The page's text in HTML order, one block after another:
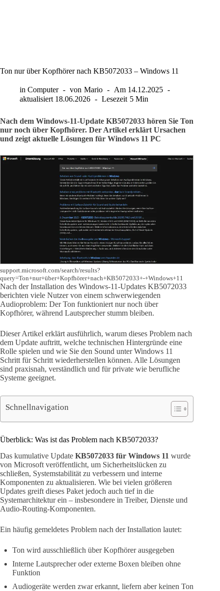
Ton nur über Kopfhörer nach KB5072033 – Windows 11
in Computer von Mario Am 14.12.2025
aktualisiert 18.06.2026 Lesezeit 5 Min
Nach dem Windows-11-Update KB5072033 hören Sie Ton
nur noch über Kopfhörer. Der Artikel erklärt Ursachen
und zeigt aktuelle Lösungen für Windows 11 PC
support.microsoft.com/search/results?
query=Ton+nur+über+Kopfhörer+nach+KB5072033+-+Windows+11
Nach der Installation des Windows-11-Updates KB5072033
berichten viele Nutzer von einem schwerwiegenden
Audioproblem: Der Ton funktioniert nur noch über
Kopfhörer, während Lautsprecher stumm bleiben.
Dieser Artikel erklärt ausführlich, warum dieses Problem nach
dem Update auftritt, welche technischen Hintergründe eine
Rolle spielen und wie Sie den Sound unter Windows 11
Schritt für Schritt wiederherstellen können. Alle Lösungen
sind praxisnah, verständlich und für private wie berufliche
Systeme geeignet.
Schnellnavigation
Überblick: Was ist das Problem nach KB5072033?
Das kumulative Update KB5072033 für Windows 11 wurde
von Microsoft veröffentlicht, um Sicherheitslücken zu
schließen, Systemstabilität zu verbessern und interne
Komponenten zu aktualisieren. Wie bei vielen größeren
Updates greift dieses Paket jedoch auch tief in die
Systemarchitektur ein – insbesondere in Treiber, Dienste und
Audio-Routing-Komponenten.
Ein häufig gemeldetes Problem nach der Installation lautet:
Ton wird ausschließlich über Kopfhörer ausgegeben
Interne Lautsprecher oder externe Boxen bleiben ohne
Funktion
Audiogeräte werden zwar erkannt, liefern aber keinen Ton